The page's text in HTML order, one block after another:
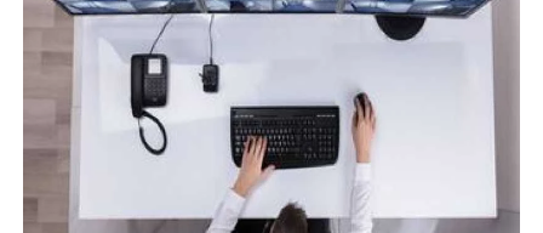
MONITORAMENTO DE CÂMERAS
MONITORAMENTOS 24 HORAS
MONITORAMENTOS RESIDENCIAIS